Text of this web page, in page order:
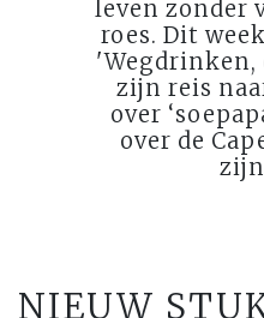
leven zonder
roes. Dit
'Wegdrinken,
zijn reis
over
over de
NIEUW